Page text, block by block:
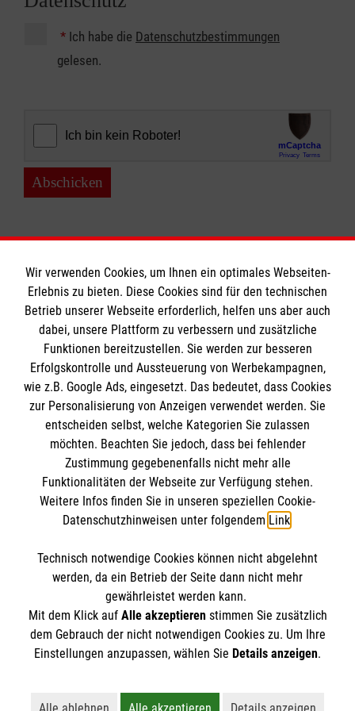
* Ich habe die Datenschutzbestimmungen
gelesen.
Abschicken
Informationen
Impressum
Datenschutz
Barrierefreiheit
Kontakt
Medizinproduktesicherheit
Die Malteser
Malteser in Deutschland
Malteserorden
Sharepoint
Spendenkonto
Pax-Bank für Kirche und Caritas eG
IBAN: DE5437060 120120122 0463
BIC: GENODED1PA7
So finden Sie uns
Mörscher Str. 95
67227 Frankenthal
E-Mail senden
Der Malteser Hilfsdienst e.V. ist als eingetragene
Gewerbesteuer befreit.
Wir verwenden Cookies, um Ihnen ein optimales Webseiten-
Erlebnis zu bieten. Diese Cookies sind für den technischen
Betrieb unserer Webseite erforderlich, helfen uns aber auch
dabei, unsere Plattform zu verbessern und zusätzliche
Funktionen bereitzustellen. Sie werden zur besseren
Erfolgskontrolle und Aussteuerung von Werbekampagnen,
wie z.B. Google Ads, eingesetzt. Das bedeutet, dass Cookies
zur Personalisierung von Anzeigen verwendet werden. Sie
entscheiden selbst, welche Kategorien Sie zulassen
möchten. Beachten Sie jedoch, dass bei fehlender
Zustimmung gegebenenfalls nicht mehr alle
Funktionalitäten der Webseite zur Verfügung stehen.
Weitere Infos finden Sie in unseren speziellen Cookie-
Datenschutzhinweisen unter folgendem Link.
Technisch notwendige Cookies können nicht abgelehnt
werden, da ein Betrieb der Seite dann nicht mehr
gewährleistet werden kann.
Mit dem Klick auf Alle akzeptierenstimmen Sie zusätzlich
dem Gebrauch der nicht notwendigen Cookies zu. Um Ihre
Einstellungen anzupassen, wählen Sie Details anzeigen.